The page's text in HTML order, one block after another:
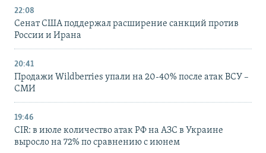
22:08
Сенат США поддержал расширение санкций против
России и Ирана
20:41
Продажи Wildberries упали на 20-40% после атак ВСУ –
СМИ
19:46
CIR: в июле количество атак РФ на АЗС в Украине
выросло на 72% по сравнению с июнем